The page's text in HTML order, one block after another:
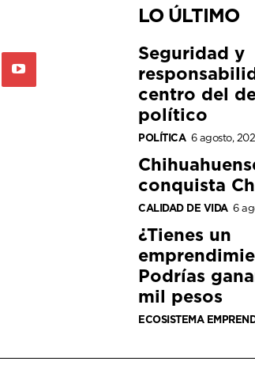
LO ÚLTIMO
Seguridad y
centro del
político
POLÍTICA 6 agosto,
conquista
CALIDAD DE VIDA 6
¿Tienes un
Podrías
mil pesos
ECOSISTEMA